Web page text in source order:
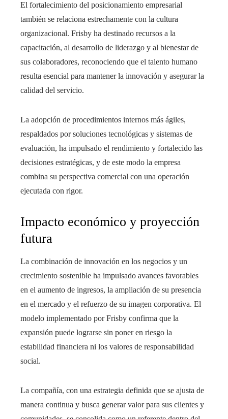
El fortalecimiento del posicionamiento empresarial
también se relaciona estrechamente con la cultura
organizacional. Frisby ha destinado recursos a la
capacitación, al desarrollo de liderazgo y al bienestar de
sus colaboradores, reconociendo que el talento humano
resulta esencial para mantener la innovación y asegurar la
calidad del servicio.
La adopción de procedimientos internos más ágiles,
respaldados por soluciones tecnológicas y sistemas de
evaluación, ha impulsado el rendimiento y fortalecido las
decisiones estratégicas, y de este modo la empresa
combina su perspectiva comercial con una operación
ejecutada con rigor.
Impacto económico y proyección
futura
La combinación de innovación en los negocios y un
crecimiento sostenible ha impulsado avances favorables
en el aumento de ingresos, la ampliación de su presencia
en el mercado y el refuerzo de su imagen corporativa. El
modelo implementado por Frisby confirma que la
expansión puede lograrse sin poner en riesgo la
estabilidad financiera ni los valores de responsabilidad
social.
La compañía, con una estrategia definida que se ajusta de
manera continua y busca generar valor para sus clientes y